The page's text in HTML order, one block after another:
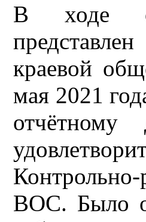
В ходе
краевой
мая 2021
отчётному
ВОС. Было